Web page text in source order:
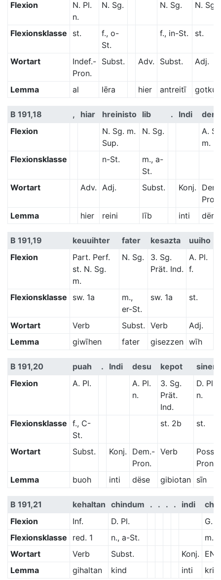
Flexion
N. Pl.
n.
N. Sg. N. Sg. N. Sg.
Flexionsklasse st.
f., o-
St.
f., in-St. st.
Wortart
Indef.-
Pron.
Subst. Adv. Subst. Adj.
Lemma al lēra hier antreitī
B 191,18 , hiar hreinisto lib . Indi
den
Flexion
N. Sg. m.
Sup.
N. Sg.
A.
m.
Flexionsklasse
n-St.
m., a-
St.
Wortart
Adv. Adj. Subst. Konj.
Pron.
Lemma
hier reini līb inti dër
B 191,19 keuuihter fater kesazta
uuiho
Flexion
Part. Perf.
st. N. Sg.
m.
N. Sg.
3. Sg.
Prät. Ind.
A. Pl.
f.
Flexionsklasse sw. 1a
m.,
er-St.
sw. 1a st.
Wortart Verb Subst. Verb
Adj.
Lemma
giwīhen fater gisezzen wīh
B 191,20 puah . Indi desu kepot
sinem
Flexion
A. Pl.
A. Pl.
n.
3. Sg.
Prät.
Ind.
D. Pl.
n.
Flexionsklasse f., C-
St.
st. 2b st.
Wortart Subst. Konj.
Dem.-
Pron.
Verb
Poss.-
Pron.
Lemma
buoh inti dëse gibiotan sīn
B 191,21 kehaltan chindum . . . . indi
Flexion
Inf. D. Pl.
G.
Flexionsklasse
red. 1 n., a-St.
m.,
Wortart
Verb Subst. Konj.
EN
Lemma
gihaltan kind inti krist